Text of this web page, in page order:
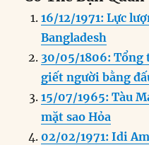
c
e
b
o
o
k
k
e
d
I
n
ai
l
e
n
g
16/12/1971: Lực
Bangladesh
30/05/1806: Tổng
giết người bằng
15/07/1965: Tàu
mặt sao Hỏa
02/02/1971: Idi